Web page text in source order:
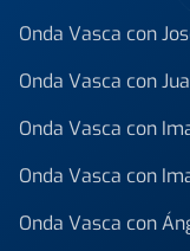
Onda Vasca con
Onda Vasca con
Onda Vasca con
Onda Vasca con
Onda Vasca con